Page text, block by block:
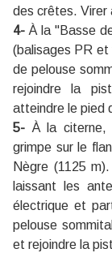
des crêtes. Virer
4- À la "Basse
(balisages PR
de pelouse
rejoindre la
atteindre le pied
5- À la citerne,
grimpe sur le
Nègre (1125
laissant les
électrique et
pelouse
et rejoindre la